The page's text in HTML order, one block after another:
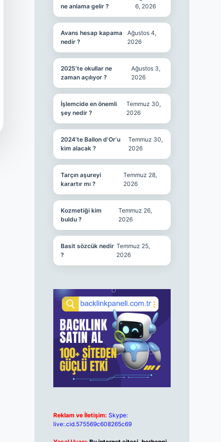
ne anlama gelir ?
6, 2026
Avans hesap kapama
nedir ?
Ağustos 4,
2026
2025’te okullar ne
zaman açılıyor ?
Ağustos 3,
2026
İşlemcide en önemli
şey nedir ?
Temmuz 30,
2026
2024’te Ballon d’Or’u
kim alacak ?
Temmuz 30,
2026
Tarçın aşureyi
karartır mı ?
Temmuz 28,
2026
Kozmetiği kim
buldu ?
Temmuz 26,
2026
Basit sözcük nedir
?
Temmuz 25,
2026
Reklam ve İletişim: Skype:
live:.cid.575569c608265c69